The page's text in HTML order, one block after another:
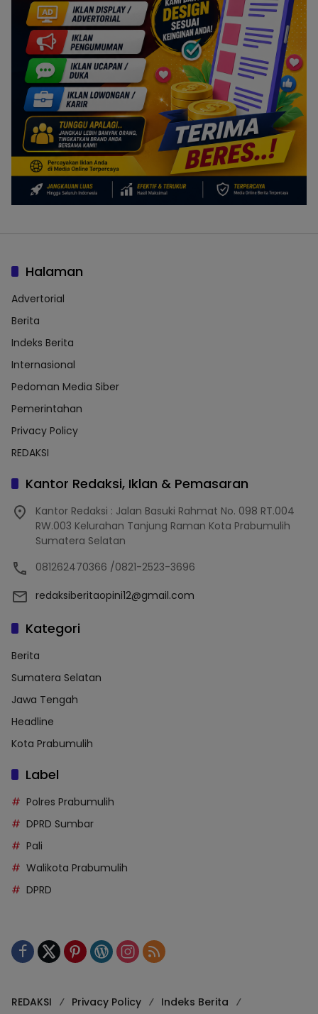
Halaman
Advertorial
Berita
Indeks Berita
Internasional
Pedoman Media Siber
Pemerintahan
Privacy Policy
REDAKSI
Kantor Redaksi, Iklan & Pemasaran
Kantor Redaksi : Jalan Basuki Rahmat No. 098 RT.004
RW.003 Kelurahan Tanjung Raman Kota Prabumulih
Sumatera Selatan
081262470366 /0821-2523-3696
redaksiberitaopini12@gmail.com
Kategori
Berita
Sumatera Selatan
Jawa Tengah
Headline
Kota Prabumulih
Label
Polres Prabumulih
DPRD Sumbar
Pali
Walikota Prabumulih
DPRD
REDAKSI Privacy Policy
Indeks Berita